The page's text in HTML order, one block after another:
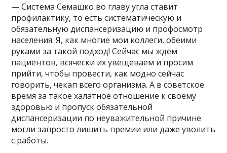
— Система Семашко во главу угла ставит
профилактику, то есть систематическую и
обязательную диспансеризацию и профосмотр
населения. Я, как многие мои коллеги, обеими
руками за такой подход! Сейчас мы ждем
пациентов, всячески их увещеваем и просим
прийти, чтобы провести, как модно сейчас
говорить, чекап всего организма. А в советское
время за такое халатное отношение к своему
здоровью и пропуск обязательной
диспансеризации по неуважительной причине
могли запросто лишить премии или даже уволить
с работы.